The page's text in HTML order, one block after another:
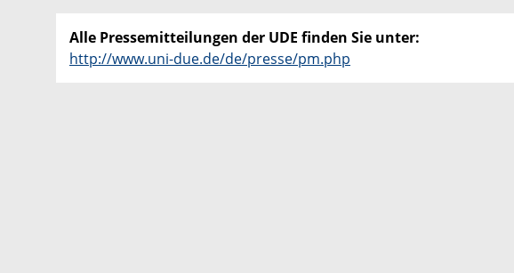
Alle Pressemitteilungen der UDE finden Sie unter:
http://www.uni-due.de/de/presse/pm.php